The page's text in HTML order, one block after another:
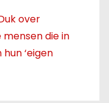
over
die in
‘eigen